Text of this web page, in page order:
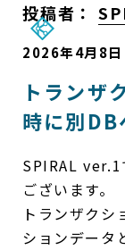
投稿者：
2026年4月8
トランザ
時に別DB
SPIRAL ver.1
ございます。
トランザクシ
ションデータ